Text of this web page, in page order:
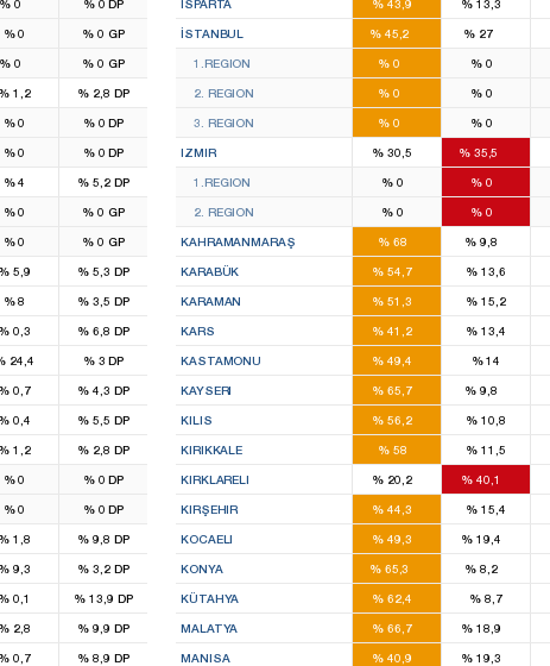
%0 %0DP
%0 % 0 GP
%0 % 0 GP
% 1,2 % 2,8 DP
%0 %0DP
%0 %0DP
%4 % 5,2 DP
%0 % 0 GP
%0 % 0 GP
% 5,9 % 5,3 DP
%8 % 3,5 DP
% 0,3 % 6,8 DP
24,4 %3DP
% 0,7 % 4,3 DP
% 0,4 % 5,5 DP
% 1,2 % 2,8 DP
%0 %0DP
%0 %0DP
% 1,8 % 9,8 DP
% 9,3 % 3,2 DP
% 0,1 % 13,9 DP
% 2,8 % 9,9 DP
% 0,7 % 8,9 DP
ISPARTA % 43,9 % 13,3
İSTANBUL %45,2 % 27
22
1.REGION % 0
13
%0
2. REGION % 0 %0
3. REGION % 0 %0
IZMIR % 30,5 %35,5
1.REGION %0
5
%0
5
2. REGION %0 %0
KAHRAMANMARAŞ %68 % 9,8
KARABÜK % 54,7 % 13,6
KARAMAN % 51,3 % 15,2
KARS % 41,2 % 13,4
KASTAMONU % 49,4 %14
KAYSERI % 65,7 % 9,8
KILIS % 56,2 % 10,8
KIRIKKALE %58
3
% 11,5
KIRKLARELI % 20,2 % 40,1
2
KIRŞEHIR % 44,3 % 15,4
KOCAELI % 49,3 % 19,4
KONYA %65,3 % 8,2
KÜTAHYA % 62,4 % 8,7
MALATYA % 66,7 % 18,9
MANISA % 40,9 % 19,3